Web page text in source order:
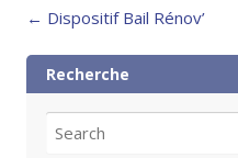
Post
← Dispositif Bail Rénov’
Recherche
for: